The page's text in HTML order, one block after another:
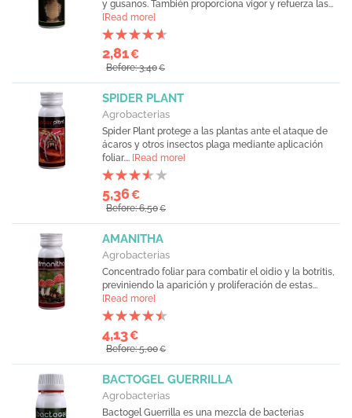
y gusanos. También proporciona vigor y refuerza las...
[Read more]
2,81€
Before: 3,40€
SPIDER PLANT
Agrobacterias
Spider Plant protege a las plantas ante el ataque de
ácaros y otros insectos plaga mediante aplicación
foliar.... [Read more]
5,36€
Before: 6,50€
AMANITHA
Agrobacterias
Concentrado foliar para combatir el oidio y la botritis,
previniendo la aparición y proliferación de estas...
[Read more]
4,13€
Before: 5,00€
BACTOGEL GUERRILLA
Agrobacterias
Bactogel Guerrilla es una mezcla de bacterias